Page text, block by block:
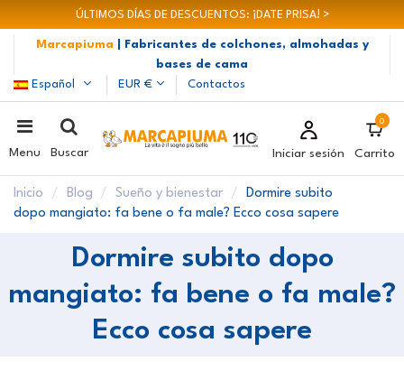
ÚLTIMOS DÍAS DE DESCUENTOS: ¡DATE PRISA! >
Marcapiuma
| Fabricantes de colchones, almohadas y
bases de cama
Español
EUR € Contactos
Menu Buscar Iniciar sesión
0
Carrito
Inicio Blog Sueño y bienestar
Dormire subito
dopo mangiato: fa bene o fa male? Ecco cosa sapere
Dormire subito dopo
mangiato: fa bene o fa male?
Ecco cosa sapere